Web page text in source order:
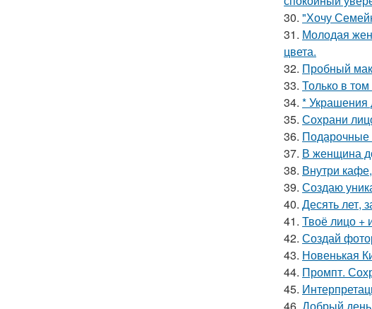
30. "Хочу
31. Молодая
цвета.
32. Пробный
33. Только в
34. * Украшения
35. Сохрани
36. Подарочные
37. В женщина
38. Внутри
39. Создаю
40. Десять лет,
41. Твоё лицо +
42. Создай
43. Новенькая
44. Промпт.
45.